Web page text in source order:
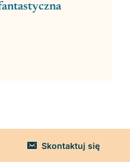
Skontaktuj się